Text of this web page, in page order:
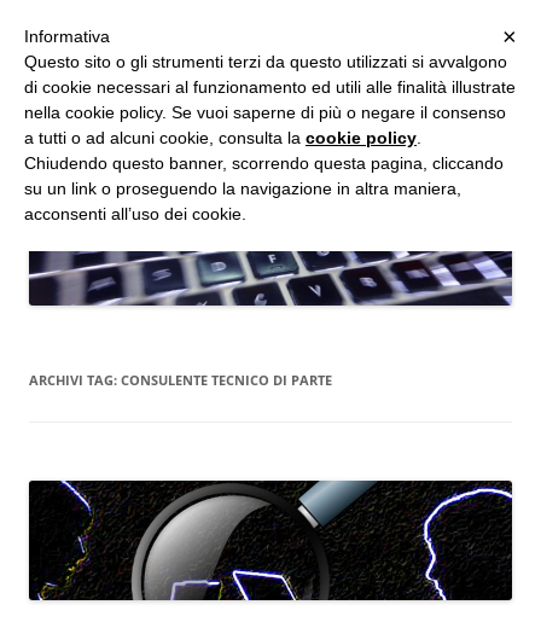
Vai
al
contenuto
Studio d'Informatica Forense
Perizie Informatiche Forensi, CTP e CTU in Processi Civili e Penali
ARCHIVI TAG: CONSULENTE TECNICO DI PARTE
MENU ×
Informativa
Questo sito o gli strumenti terzi da questo utilizzati si avvalgono
di cookie necessari al funzionamento ed utili alle finalità illustrate
nella cookie policy. Se vuoi saperne di più o negare il consenso
a tutti o ad alcuni cookie, consulta la cookie policy
Chiudendo questo banner, scorrendo questa pagina, cliccando
su un link o proseguendo la navigazione in altra maniera,
acconsenti all’uso dei cookie.